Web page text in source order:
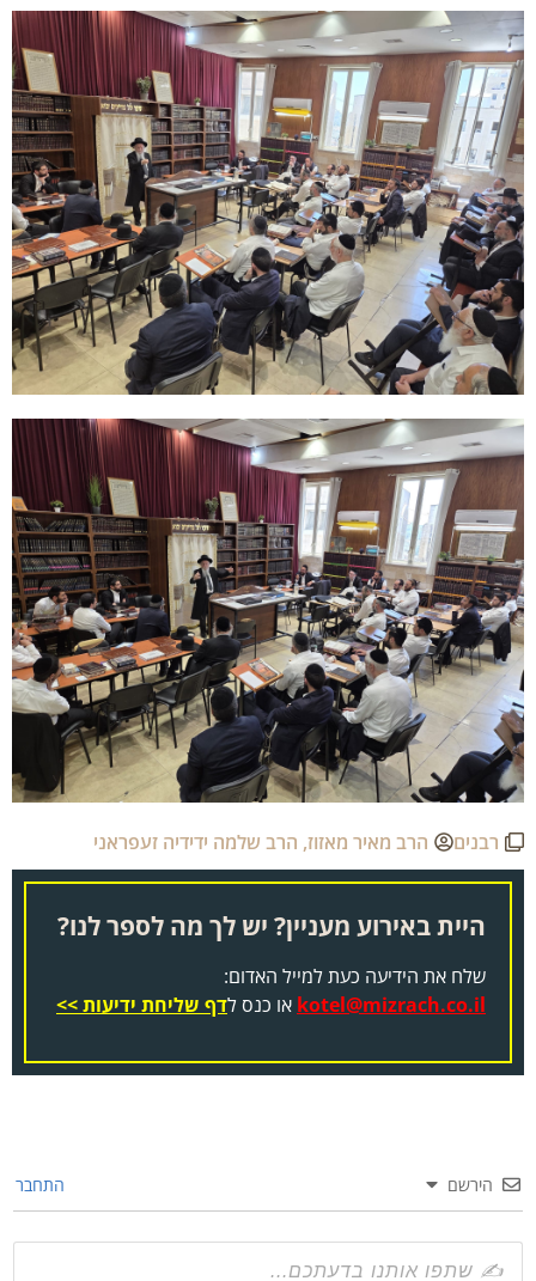
רבנים הרב מאיר מאזוז,הרב שלמה ידידיה זעפראני
היית באירוע מעניין? יש לך מה לספר לנו?
שלח את הידיעה כעת למייל האדום:
kotel@mizrach.co.ilאו כנס לדף שליחת ידיעות >>
הירשם התחבר